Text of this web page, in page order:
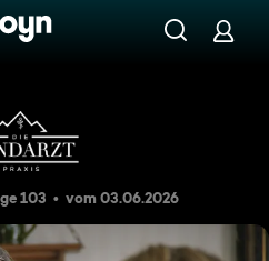
Manipulation
103 vom 03.06.2026